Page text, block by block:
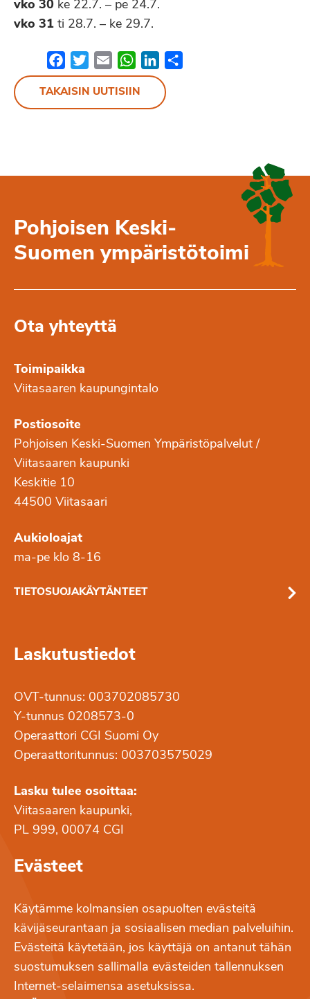
vko 30 ke 22.7. – pe 24.7.
vko 31 ti 28.7. – ke 29.7.
FacebookTwitterEmail WhatsApp
LinkedIn
TAKAISIN UUTISIIN
Pohjoisen Keski-
Suomen ympäristötoimi
Ota yhteyttä
Toimipaikka
Viitasaaren kaupungintalo
Postiosoite
Pohjoisen Keski-Suomen Ympäristöpalvelut /
Viitasaaren kaupunki
Keskitie 10
44500 Viitasaari
Aukioloajat
ma-pe klo 8-16
TIETOSUOJAKÄYTÄNTEET
Laskutustiedot
OVT-tunnus: 003702085730
Y-tunnus 0208573-0
Operaattori CGI Suomi Oy
Operaattoritunnus: 003703575029
Lasku tulee osoittaa:
Viitasaaren kaupunki,
PL 999, 00074 CGI
Evästeet
Käytämme kolmansien osapuolten evästeitä
kävijäseurantaan ja sosiaalisen median palveluihin.
Evästeitä käytetään, jos käyttäjä on antanut tähän
suostumuksen sallimalla evästeiden tallennuksen
Internet-selaimensa asetuksissa.